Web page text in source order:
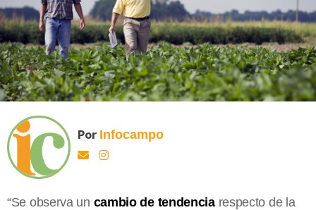
Por Infocampo
“Se observa un cambio de tendenciarespecto de la